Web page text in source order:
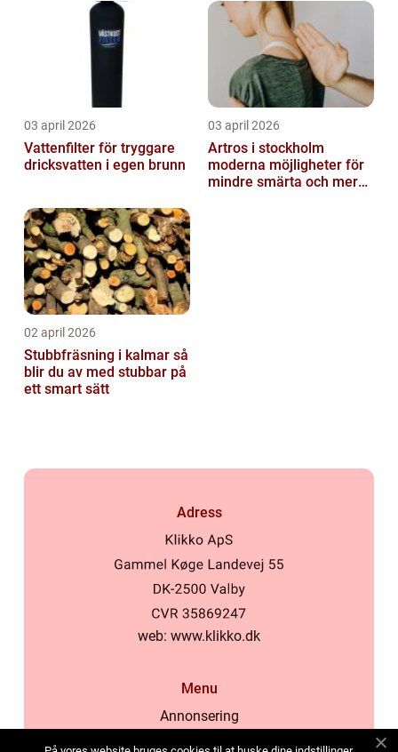
03 april 2026
Vattenfilter för tryggare
dricksvatten i egen brunn
03 april 2026
Artros i stockholm
moderna möjligheter för
mindre smärta och mer
02 april 2026
Stubbfräsning i kalmar så
blir du av med stubbar på
ett smart sätt
Adress
web: www.klikko.dk
Menu
Annonsering